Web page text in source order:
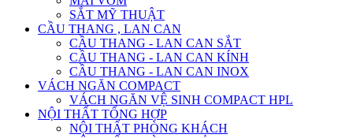
SẮT MỸ THUẬT
CẦU THANG , LAN CAN
CẦU THANG - LAN CAN SẮT
CẦU THANG - LAN CAN KÍNH
CẦU THANG - LAN CAN INOX
VÁCH NGĂN COMPACT
VÁCH NGĂN VỆ SINH COMPACT HPL
NỘI THẤT TỔNG HỢP
NỘI THẤT PHÒNG KHÁCH